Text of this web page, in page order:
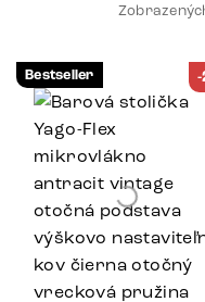
Bestseller -